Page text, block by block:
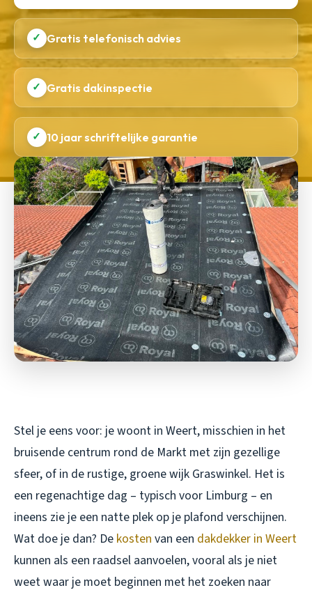
✓ Gratis telefonisch advies
✓ Gratis dakinspectie
✓ 10 jaar schriftelijke garantie
Stel je eens voor: je woont in Weert, misschien in het
bruisende centrum rond de Markt met zijn gezellige
sfeer, of in de rustige, groene wijk Graswinkel. Het is
een regenachtige dag – typisch voor Limburg – en
ineens zie je een natte plek op je plafond verschijnen.
Wat doe je dan? De kosten van een dakdekker in Weert
kunnen als een raadsel aanvoelen, vooral als je niet
weet waar je moet beginnen met het zoeken naar